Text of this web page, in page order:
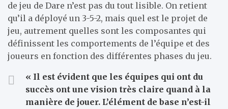
de jeu de Dare n’est pas du tout lisible. On retient
qu’il a déployé un 3-5-2, mais quel est le projet de
jeu, autrement quelles sont les composantes qui
définissent les comportements de l’équipe et des
joueurs en fonction des différentes phases du jeu.
« Il est évident que les équipes qui ont du
succès ont une vision très claire quand à la
manière de jouer. L’élément de base n’est-il